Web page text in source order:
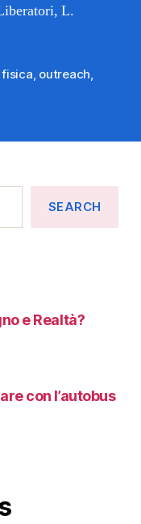
L.
fisica, outreach,
SEARCH
e Realtà?
con l’autobus